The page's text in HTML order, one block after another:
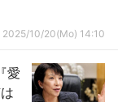
2025/10/20(Mo) 14:10
愛